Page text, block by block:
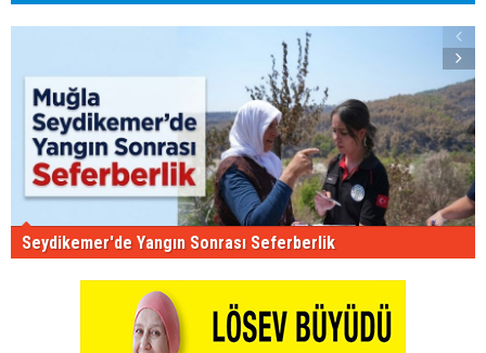
Seydikemer'de Yangın Sonrası Seferberlik